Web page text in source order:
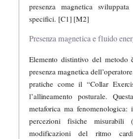
presenza magnetica sviluppata
specifici. [C1] [M2]
Presenza magnetica e fluido
Elemento distintivo del
presenza magnetica
pratiche come il “Collar
l’allineamento posturale.
metaforica ma
percezioni fisiche misurabili
modificazioni del ritmo